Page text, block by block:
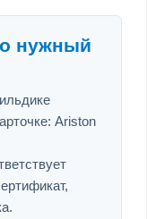
нужный
Ariston